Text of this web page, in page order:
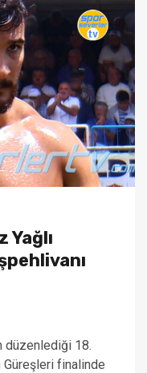
Yağlı
düzenlediği 18.
Güreşleri finalinde